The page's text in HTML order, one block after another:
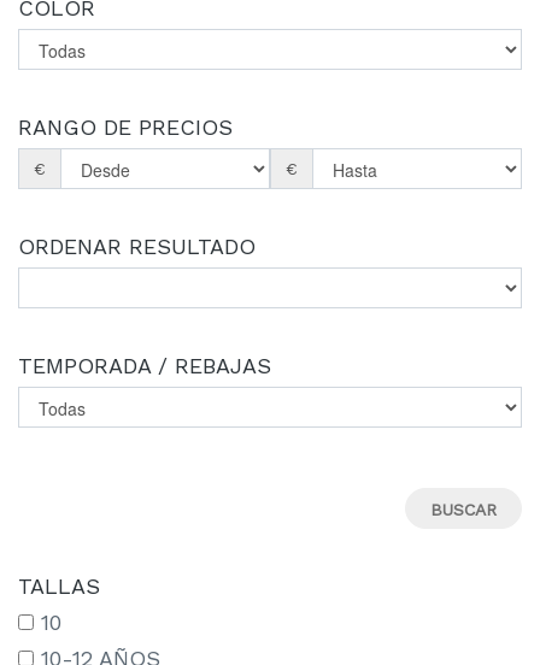
COLOR
RANGO DE PRECIOS
€ €
ORDENAR RESULTADO
TEMPORADA / REBAJAS
TALLAS
10
10-12 AÑOS